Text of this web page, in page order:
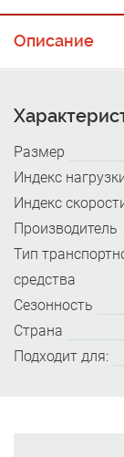
Описание
Размер
Индекс
Индекс
Производитель
Тип
средства
Сезонность
Страна
Подходит для: